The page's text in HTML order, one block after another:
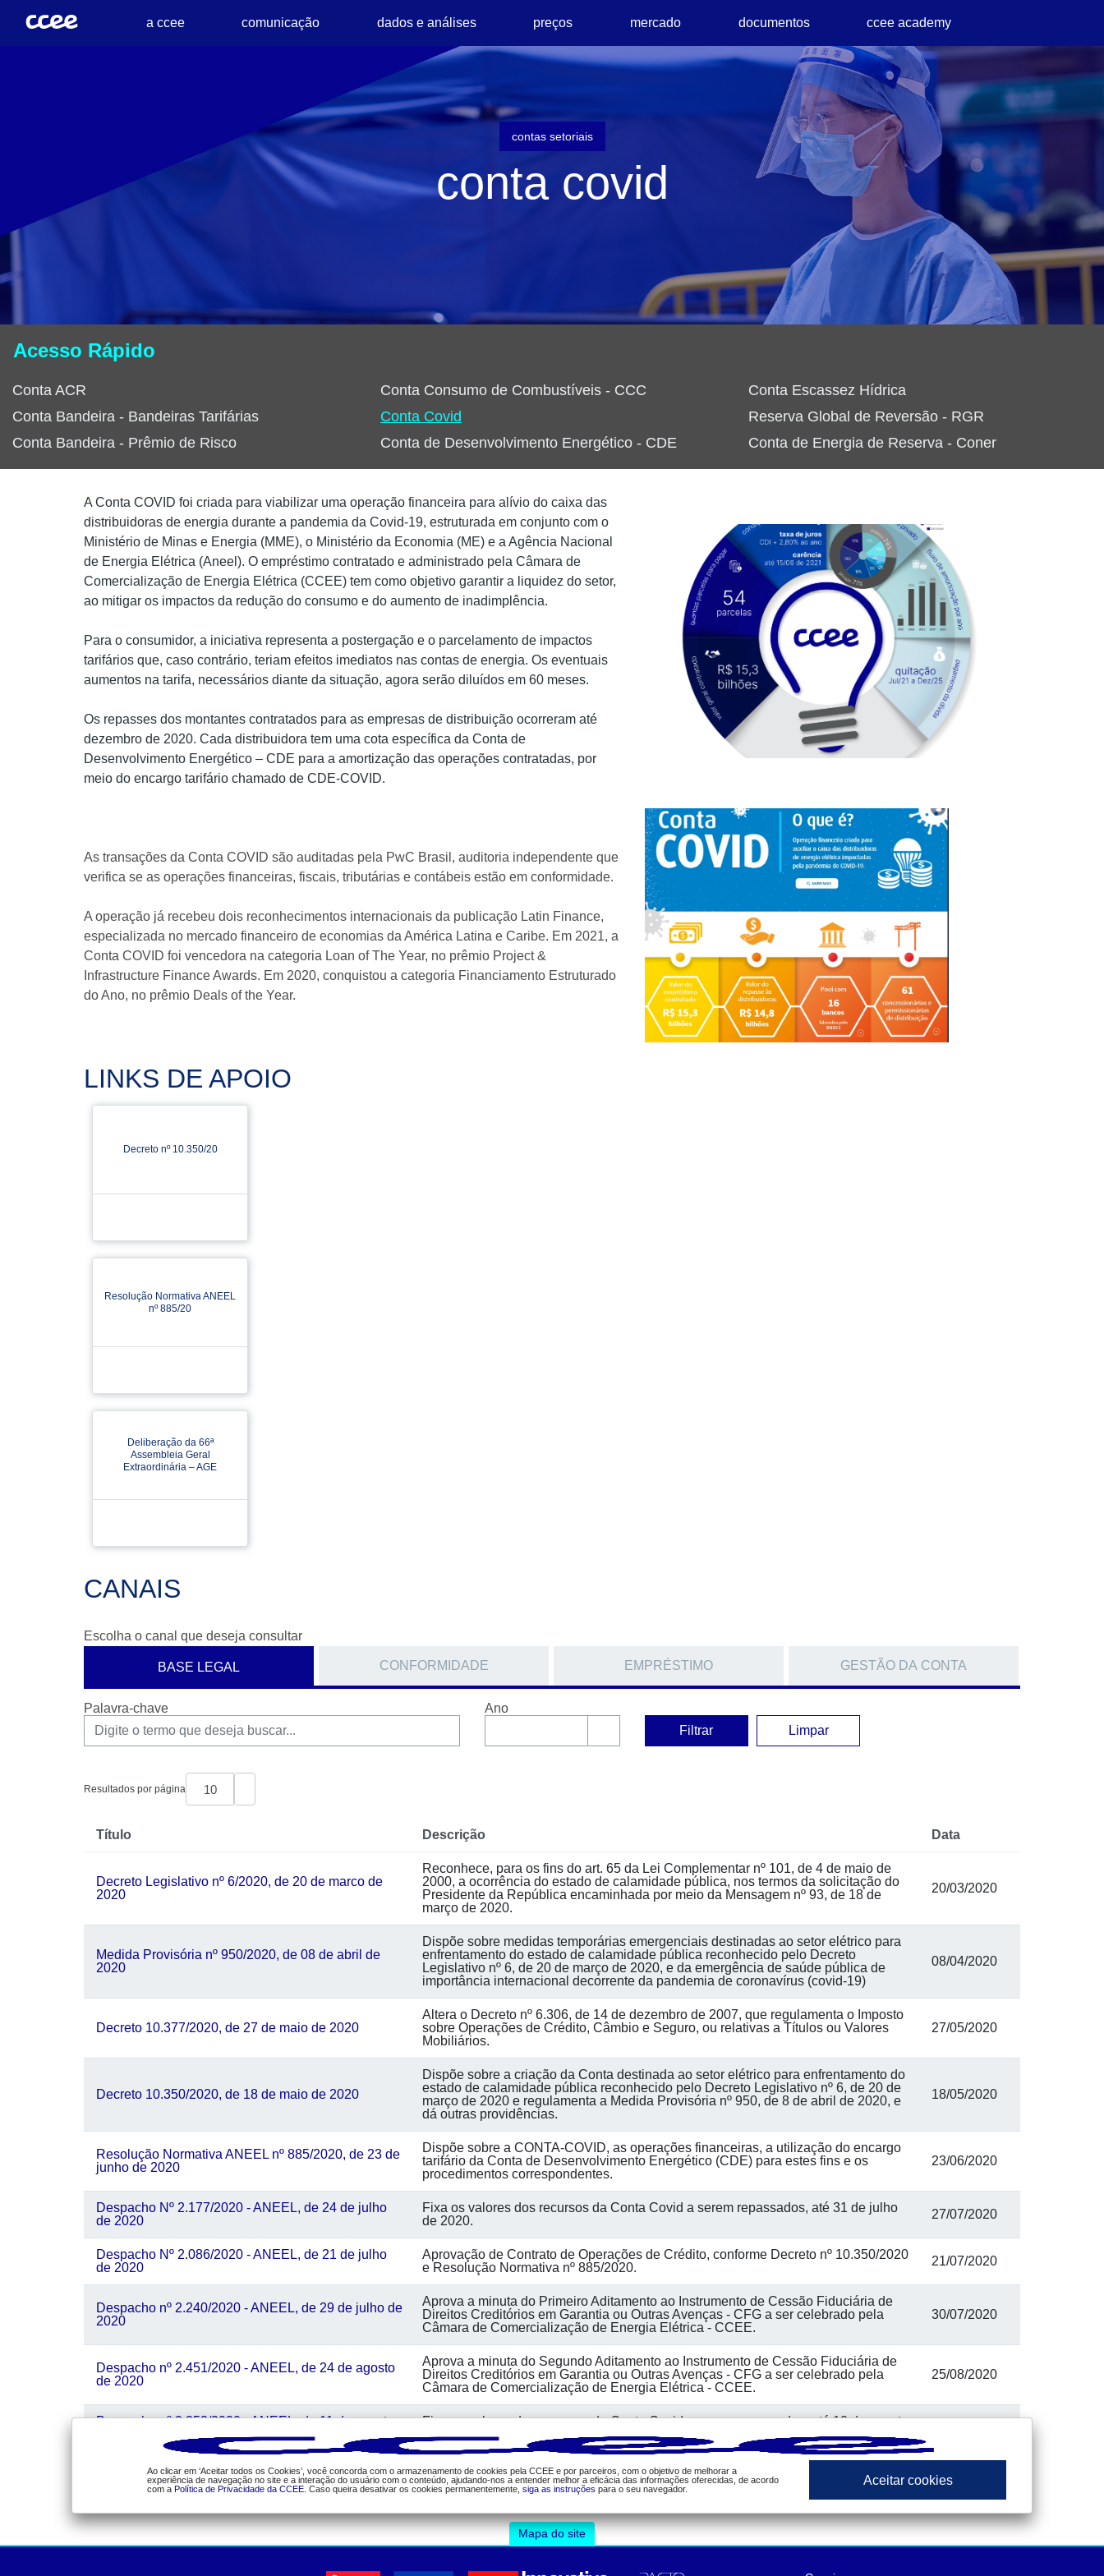
a ccee comunicação dados e análises preços mercado documentos ccee academy
contas setoriais
conta covid
Acesso Rápido
Conta ACR
Conta Bandeira - Bandeiras Tarifárias
Conta Bandeira - Prêmio de Risco
Conta Consumo de Combustíveis - CCC
Conta Covid
Conta de Desenvolvimento Energético - CDE
Conta Escassez Hídrica
Reserva Global de Reversão - RGR
Conta de Energia de Reserva - Coner
A Conta COVID foi criada para viabilizar uma operação financeira para alívio do caixa das
distribuidoras de energia durante a pandemia da Covid-19, estruturada em conjunto com o
Ministério de Minas e Energia (MME), o Ministério da Economia (ME) e a Agência Nacional
de Energia Elétrica (Aneel). O empréstimo contratado e administrado pela Câmara de
Comercialização de Energia Elétrica (CCEE) tem como objetivo garantir a liquidez do setor,
ao mitigar os impactos da redução do consumo e do aumento de inadimplência.
Para o consumidor, a iniciativa representa a postergação e o parcelamento de impactos
tarifários que, caso contrário, teriam efeitos imediatos nas contas de energia. Os eventuais
aumentos na tarifa, necessários diante da situação, agora serão diluídos em 60 meses.
Os repasses dos montantes contratados para as empresas de distribuição ocorreram até
dezembro de 2020. Cada distribuidora tem uma cota específica da Conta de
Desenvolvimento Energético – CDE para a amortização das operações contratadas, por
meio do encargo tarifário chamado de CDE-COVID.
As transações da Conta COVID são auditadas pela PwC Brasil, auditoria independente que
verifica se as operações financeiras, fiscais, tributárias e contábeis estão em conformidade.
A operação já recebeu dois reconhecimentos internacionais da publicação Latin Finance,
especializada no mercado financeiro de economias da América Latina e Caribe. Em 2021, a
Conta COVID foi vencedora na categoria Loan of The Year, no prêmio Project &
Infrastructure Finance Awards. Em 2020, conquistou a categoria Financiamento Estruturado
do Ano, no prêmio Deals of the Year.
LINKS DE APOIO
Decreto nº 10.350/20
Resolução Normativa ANEEL
nº 885/20
Deliberação da 66ª
Assembleia Geral
Extraordinária – AGE
CANAIS
Escolha o canal que deseja consultar
BASE LEGAL CONFORMIDADE EMPRÉSTIMO GESTÃO DA CONTA
Palavra-chave
Ano
Filtrar
Limpar
Resultados por página
Título Descrição Data
Decreto Legislativo nº 6/2020, de 20 de marco de
2020
Reconhece, para os fins do art. 65 da Lei Complementar nº 101, de 4 de maio de
2000, a ocorrência do estado de calamidade pública, nos termos da solicitação do
Presidente da República encaminhada por meio da Mensagem nº 93, de 18 de
março de 2020.
20/03/2020
Medida Provisória nº 950/2020, de 08 de abril de
2020
Dispõe sobre medidas temporárias emergenciais destinadas ao setor elétrico para
enfrentamento do estado de calamidade pública reconhecido pelo Decreto
Legislativo nº 6, de 20 de março de 2020, e da emergência de saúde pública de
importância internacional decorrente da pandemia de coronavírus (covid-19)
08/04/2020
Decreto 10.377/2020, de 27 de maio de 2020
Altera o Decreto nº 6.306, de 14 de dezembro de 2007, que regulamenta o Imposto
sobre Operações de Crédito, Câmbio e Seguro, ou relativas a Títulos ou Valores
Mobiliários.
27/05/2020
Decreto 10.350/2020, de 18 de maio de 2020
Dispõe sobre a criação da Conta destinada ao setor elétrico para enfrentamento do
estado de calamidade pública reconhecido pelo Decreto Legislativo nº 6, de 20 de
março de 2020 e regulamenta a Medida Provisória nº 950, de 8 de abril de 2020, e
dá outras providências.
18/05/2020
Resolução Normativa ANEEL nº 885/2020, de 23 de
junho de 2020
Dispõe sobre a CONTA-COVID, as operações financeiras, a utilização do encargo
tarifário da Conta de Desenvolvimento Energético (CDE) para estes fins e os
procedimentos correspondentes.
23/06/2020
Despacho Nº 2.177/2020 - ANEEL, de 24 de julho
de 2020
Fixa os valores dos recursos da Conta Covid a serem repassados, até 31 de julho
de 2020.
27/07/2020
Despacho Nº 2.086/2020 - ANEEL, de 21 de julho
de 2020
Aprovação de Contrato de Operações de Crédito, conforme Decreto nº 10.350/2020
e Resolução Normativa nº 885/2020.
21/07/2020
Despacho nº 2.240/2020 - ANEEL, de 29 de julho de
2020
Aprova a minuta do Primeiro Aditamento ao Instrumento de Cessão Fiduciária de
Direitos Creditórios em Garantia ou Outras Avenças - CFG a ser celebrado pela
Câmara de Comercialização de Energia Elétrica - CCEE.
30/07/2020
Despacho nº 2.451/2020 - ANEEL, de 24 de agosto
de 2020
Aprova a minuta do Segundo Aditamento ao Instrumento de Cessão Fiduciária de
Direitos Creditórios em Garantia ou Outras Avenças - CFG a ser celebrado pela
Câmara de Comercialização de Energia Elétrica - CCEE.
25/08/2020
Despacho nº 2.353/2020 - ANEEL, de 11 de agosto
Fixa os valores dos recursos da Conta Covid a serem repassados, até 12 de agosto
de 2020.
Mapa do site
Ao clicar em ‘Aceitar todos os Cookies’, você concorda com o armazenamento de cookies pela CCEE e por parceiros, com o objetivo de melhorar a
experiência de navegação no site e a interação do usuário com o conteúdo, ajudando-nos a entender melhor a eficácia das informações oferecidas, de acordo
com a Política de Privacidade da CCEE. Caso queira desativar os cookies permanentemente, siga as instruções para o seu navegador.
Aceitar cookies